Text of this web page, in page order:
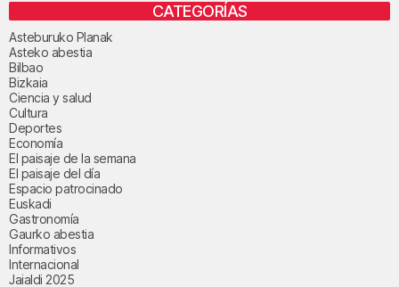
CATEGORÍAS
Asteburuko Planak
Asteko abestia
Bilbao
Bizkaia
Ciencia y salud
Cultura
Deportes
Economía
El paisaje de la semana
El paisaje del día
Espacio patrocinado
Euskadi
Gastronomía
Gaurko abestia
Informativos
Internacional
Jaialdi 2025